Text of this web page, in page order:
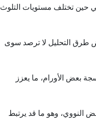
حين تختلف مستويات التلوث
طرق التحليل لا ترصد سوى
بعض الأورام، ما يعزز
النووي، وهو ما قد يرتبط